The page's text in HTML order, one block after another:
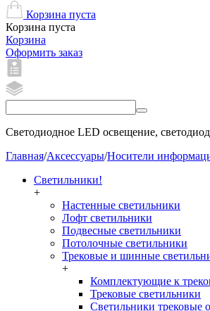
Корзина пуста
Корзина пуста
Корзина
Оформить заказ
Светодиодное LED освещение,
Главная/Аксессуары/Носители
Светильники!
+
Настенные светильники
Лофт светильники
Подвесные светильники
Потолочные светильники
Трековые и шинные
+
Комплектующие к
Трековые светильники
Светильники трековые